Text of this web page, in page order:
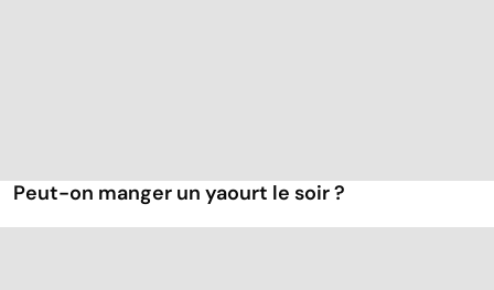
Peut-on manger un yaourt le soir ?